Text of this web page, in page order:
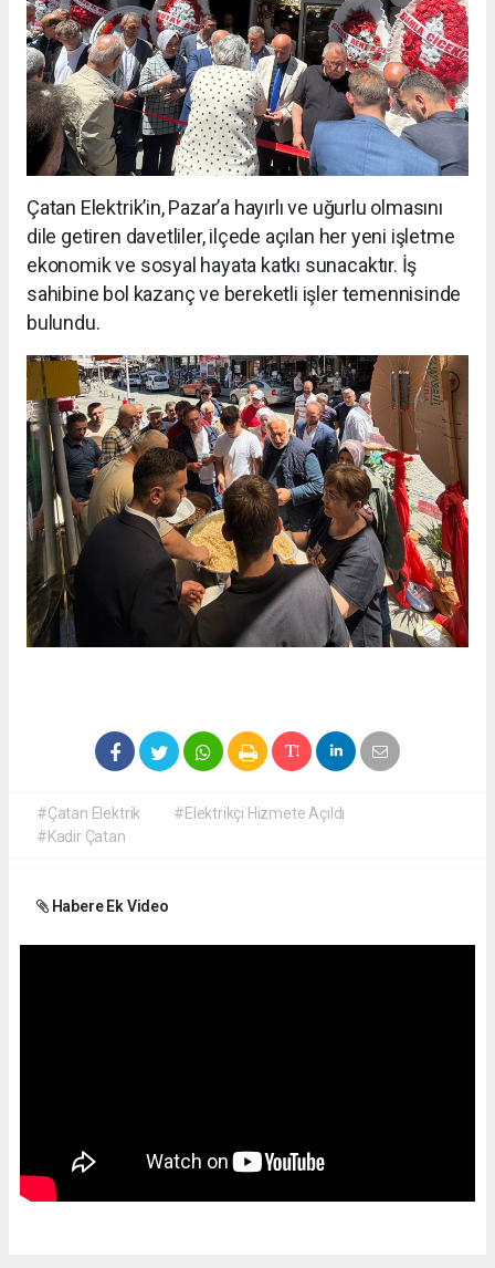
Çatan Elektrik’in, Pazar’a hayırlı ve uğurlu olmasını
dile getiren davetliler, ilçede açılan her yeni işletme
ekonomik ve sosyal hayata katkı sunacaktır. İş
sahibine bol kazanç ve bereketli işler temennisinde
bulundu.
#Çatan Elektrik
#Elektrikçi Hizmete Açıldı
#Kadir Çatan
Habere Ek Video